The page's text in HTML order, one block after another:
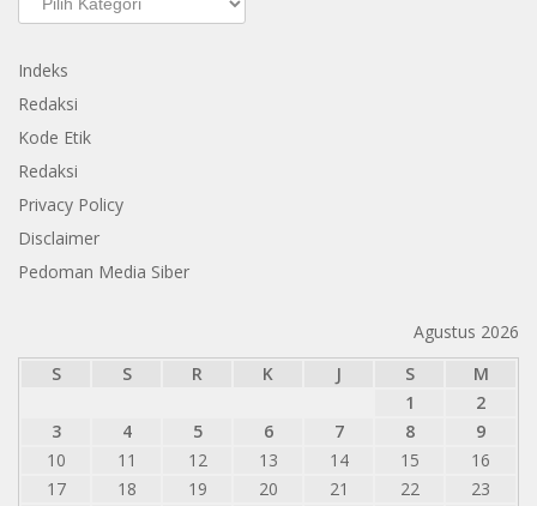
Indeks
Redaksi
Kode Etik
Redaksi
Privacy Policy
Disclaimer
Pedoman Media Siber
Agustus 2026
S
S R K J S
M
1
2
3
4 5 6 7 8
9
10
11 12 13 14 15
16
17
18 19 20 21 22
23